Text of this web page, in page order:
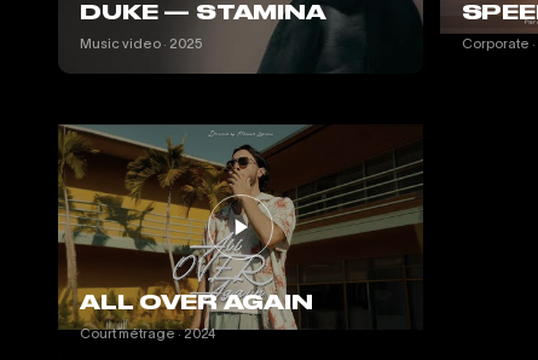
DUKE — STAMINA
Music video · 2025 Corporate ·
ALL OVER AGAIN
Court métrage · 2024